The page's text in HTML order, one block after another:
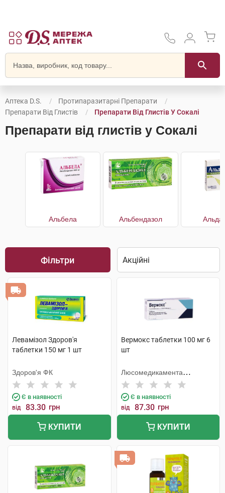
Аптека D.S.
Протипаразитарні Препарати
Препарати Від Глистів
Препарати Від Глистів У Сокалі
Препарати від глистів у Сокалі
Альбела Альбендазол
Фільтри
Левамізол Здоров'я
таблетки 150 мг 1 шт
Здоров'я ФК
Є в наявності
від 83.30 грн
КУПИТИ
Вермокс таблетки 100 мг 6
шт
Люсомедикамента
Сосьєдаде Текніка
Фармацеутика
Є в наявності
від 87.30 грн
КУПИТИ